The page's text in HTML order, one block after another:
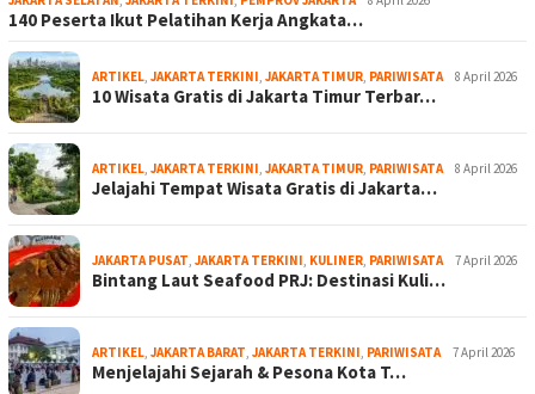
140 Peserta Ikut Pelatihan Kerja Angkata…
ARTIKEL, JAKARTA TERKINI, JAKARTA TIMUR, PARIWISATA 8 April 2026
10 Wisata Gratis di Jakarta Timur Terbar…
ARTIKEL, JAKARTA TERKINI, JAKARTA TIMUR, PARIWISATA 8 April 2026
Jelajahi Tempat Wisata Gratis di Jakarta…
JAKARTA PUSAT, JAKARTA TERKINI, KULINER, PARIWISATA 7 April 2026
Bintang Laut Seafood PRJ: Destinasi Kuli…
ARTIKEL, JAKARTA BARAT, JAKARTA TERKINI, PARIWISATA 7 April 2026
Menjelajahi Sejarah & Pesona Kota T…